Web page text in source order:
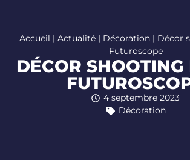
Accueil | Actualité | Décoration | Décor
Futuroscope
DÉCOR
4 septembre 2023
Décoration